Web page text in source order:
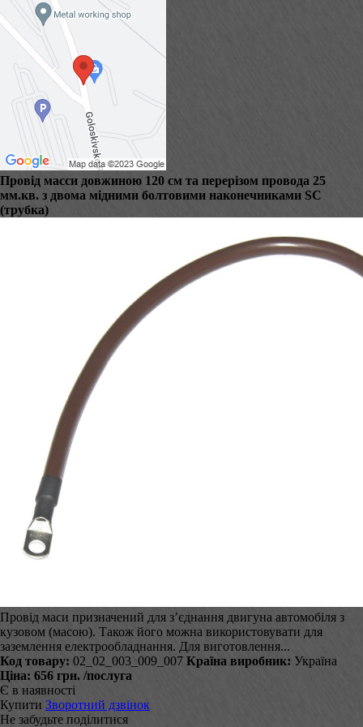
Провід масси довжиною 120 см та перерізом провода 25
мм.кв. з двома мідними болтовими наконечниками SC
(трубка)
Провід маси призначений для з’єднання двигуна автомобіля з
кузовом (масою). Також його можна використовувати для
заземлення електрообладнання. Для виготовлення...
Код товару: 02_02_003_009_007 Країна виробник: Україна
Ціна: 656 грн. /послуга
Є в наявності
Купити Зворотний дзвінок
Не забудьте поділитися